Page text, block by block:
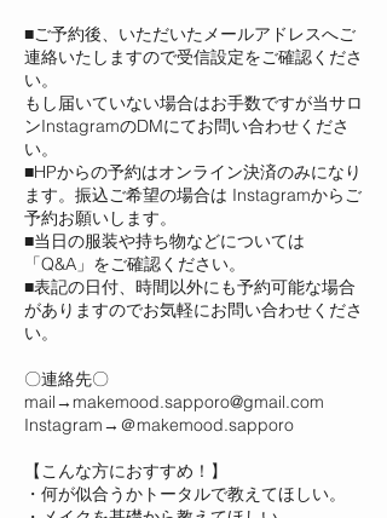
■ご予約後、いただいたメールアドレスへご
連絡いたしますので受信設定をご確認くださ
い。
もし届いていない場合はお手数ですが当サロ
ンInstagramのDMにてお問い合わせくださ
い。
■HPからの予約はオンライン決済のみになり
ます。振込ご希望の場合は Instagramからご
予約お願いします。
■当日の服装や持ち物などについては
「Q&A」をご確認ください。
■表記の日付、時間以外にも予約可能な場合
がありますのでお気軽にお問い合わせくださ
い。
〇連絡先〇
mail→makemood.sapporo@gmail.com
Instagram→＠makemood.sapporo
【こんな方におすすめ！】
・何が似合うかトータルで教えてほしい。